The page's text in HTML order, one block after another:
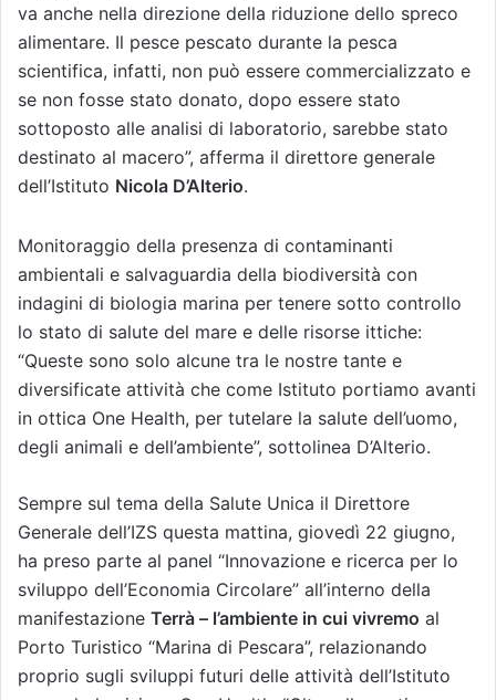
va anche nella direzione della riduzione dello spreco
alimentare. Il pesce pescato durante la pesca
scientifica, infatti, non può essere commercializzato e
se non fosse stato donato, dopo essere stato
sottoposto alle analisi di laboratorio, sarebbe stato
destinato al macero”, afferma il direttore generale
dell’Istituto Nicola D’Alterio.
Monitoraggio della presenza di contaminanti
ambientali e salvaguardia della biodiversità con
indagini di biologia marina per tenere sotto controllo
lo stato di salute del mare e delle risorse ittiche:
“Queste sono solo alcune tra le nostre tante e
diversificate attività che come Istituto portiamo avanti
in ottica One Health, per tutelare la salute dell’uomo,
degli animali e dell’ambiente”, sottolinea D’Alterio.
Sempre sul tema della Salute Unica il Direttore
Generale dell’IZS questa mattina, giovedì 22 giugno,
ha preso parte al panel “Innovazione e ricerca per lo
sviluppo dell’Economia Circolare” all’interno della
manifestazione Terrà – l’ambiente in cui vivremo al
Porto Turistico “Marina di Pescara”, relazionando
proprio sugli sviluppi futuri delle attività dell’Istituto